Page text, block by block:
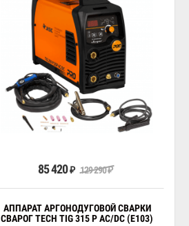
85 420₽ 129 290₽
АППАРАТ АРГОНОДУГОВОЙ СВАРКИ
СВАРОГ TECH TIG 315 P AC/DC (E103)